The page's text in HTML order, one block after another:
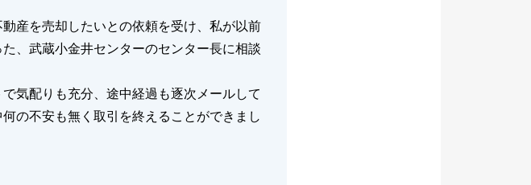
産を売却したいとの依頼を受け、私が以前
、武蔵小金井センターのセンター長に相談
気配りも充分、途中経過も逐次メールして
の不安も無く取引を終えることができまし